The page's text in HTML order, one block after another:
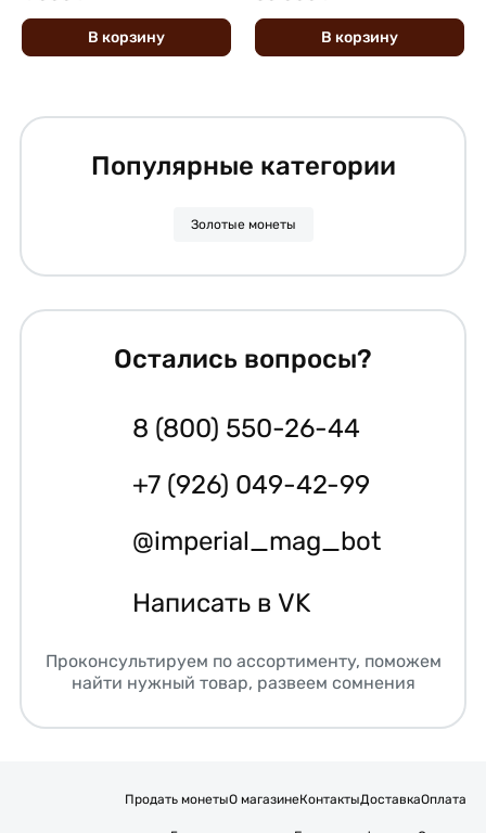
В корзину В корзину
Популярные категории
Золотые монеты
Остались вопросы?
8 (800) 550-26-44
+7 (926) 049-42-99
@imperial_mag_bot
Написать в VK
Проконсультируем по ассортименту, поможем
найти нужный товар, развеем сомнения
Продать монетыО магазинеКонтактыДоставкаОплата